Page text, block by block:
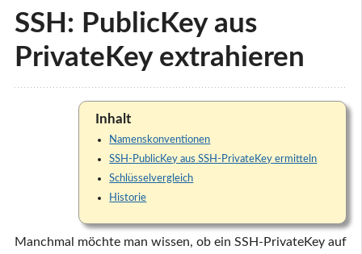
SSH: PublicKey aus
PrivateKey extrahieren
Inhalt
Namenskonventionen
SSH-PublicKey aus SSH-PrivateKey ermitteln
Schlüsselvergleich
Historie
Manchmal möchte man wissen, ob ein SSH-PrivateKey auf